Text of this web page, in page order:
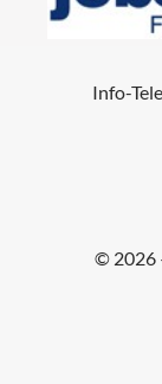
Info-
© 2026